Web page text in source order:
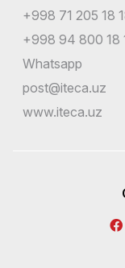
+998 71 205 18
+998 94 800 18
Whatsapp
post@iteca.uz
www.iteca.uz